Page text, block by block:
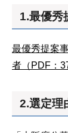
1.最優秀
最優秀提案
者（PDF：
2.選定理